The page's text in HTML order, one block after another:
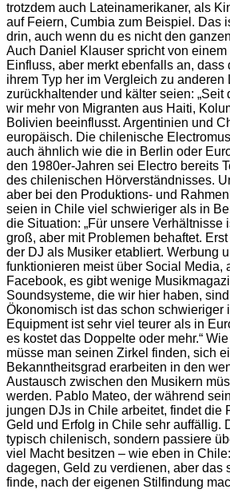
trotzdem auch Lateinamerikaner, als
auf Feiern, Cumbia zum Beispiel. Das
drin, auch wenn du es nicht den
Auch Daniel Klauser spricht von
Einfluss, aber merkt ebenfalls an, dass
ihrem Typ her im Vergleich zu anderen
zurückhaltender und kälter seien: „Seit
wir mehr von Migranten aus Haiti,
Bolivien beeinflusst. Argentinien und
europäisch. Die chilenische
auch ähnlich wie die in Berlin oder
den 1980er-Jahren sei Electro bereits
des chilenischen Hörverständnisses.
aber bei den Produktions- und
seien in Chile viel schwieriger als in
die Situation: „Für unsere Verhältnisse
groß, aber mit Problemen behaftet.
der DJ als Musiker etabliert. Werbung
funktionieren meist über Social Media,
Facebook, es gibt wenige
Soundsysteme, die wir hier haben,
Ökonomisch ist das schon schwieriger
Equipment ist sehr viel teurer als in
es kostet das Doppelte oder mehr.“
müsse man seinen Zirkel finden, sich
Bekanntheitsgrad erarbeiten in den
Austausch zwischen den Musikern
werden. Pablo Mateo, der während
jungen DJs in Chile arbeitet, findet die
Geld und Erfolg in Chile sehr auffällig.
typisch chilenisch, sondern passiere
viel Macht besitzen – wie eben in
dagegen, Geld zu verdienen, aber das
finde, nach der eigenen Stilfindung